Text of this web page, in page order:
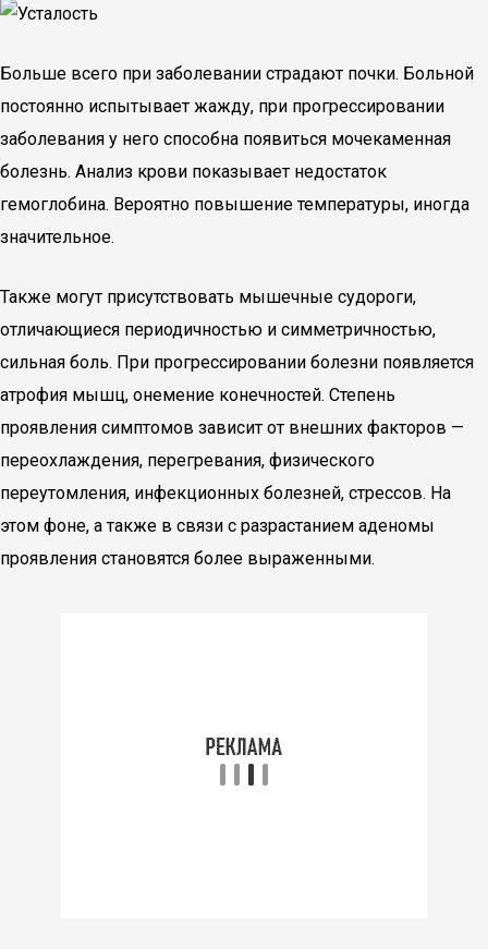
Больше всего при заболевании страдают почки. Больной
постоянно испытывает жажду, при прогрессировании
заболевания у него способна появиться мочекаменная
болезнь. Анализ крови показывает недостаток
гемоглобина. Вероятно повышение температуры, иногда
значительное.
Также могут присутствовать мышечные судороги,
отличающиеся периодичностью и симметричностью,
сильная боль. При прогрессировании болезни появляется
атрофия мышц, онемение конечностей. Степень
проявления симптомов зависит от внешних факторов —
переохлаждения, перегревания, физического
переутомления, инфекционных болезней, стрессов. На
этом фоне, а также в связи с разрастанием аденомы
проявления становятся более выраженными.